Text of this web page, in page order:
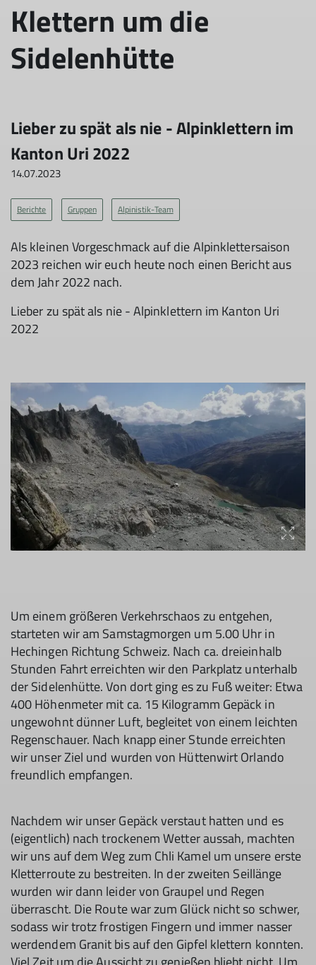
Klettern um die
Sidelenhütte
Lieber zu spät als nie - Alpinklettern im
Kanton Uri 2022
14.07.2023
Berichte Gruppen Alpinistik-Team
Als kleinen Vorgeschmack auf die Alpinklettersaison
2023 reichen wir euch heute noch einen Bericht aus
dem Jahr 2022 nach.
Lieber zu spät als nie - Alpinklettern im Kanton Uri
2022
Um einem größeren Verkehrschaos zu entgehen,
starteten wir am Samstagmorgen um 5.00 Uhr in
Hechingen Richtung Schweiz. Nach ca. dreieinhalb
Stunden Fahrt erreichten wir den Parkplatz unterhalb
der Sidelenhütte. Von dort ging es zu Fuß weiter: Etwa
400 Höhenmeter mit ca. 15 Kilogramm Gepäck in
ungewohnt dünner Luft, begleitet von einem leichten
Regenschauer. Nach knapp einer Stunde erreichten
wir unser Ziel und wurden von Hüttenwirt Orlando
freundlich empfangen.
Nachdem wir unser Gepäck verstaut hatten und es
(eigentlich) nach trockenem Wetter aussah, machten
wir uns auf dem Weg zum Chli Kamel um unsere erste
Kletterroute zu bestreiten. In der zweiten Seillänge
wurden wir dann leider von Graupel und Regen
überrascht. Die Route war zum Glück nicht so schwer,
sodass wir trotz frostigen Fingern und immer nasser
werdendem Granit bis auf den Gipfel klettern konnten.